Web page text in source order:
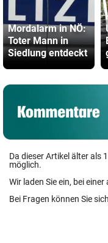
Mordalarm in NÖ:
Toter Mann in
Siedlung entdeckt
Da dieser Artikel älter als
möglich.
Wir laden Sie ein, bei
Bei Fragen können Sie